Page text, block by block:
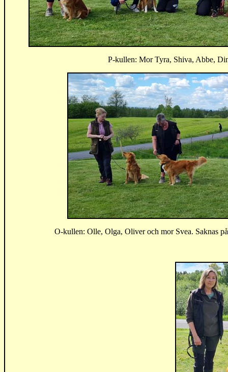
P-kullen: Mor Tyra, Shiva, Abbe,
O-kullen: Olle, Olga, Oliver och mor Svea. Saknas